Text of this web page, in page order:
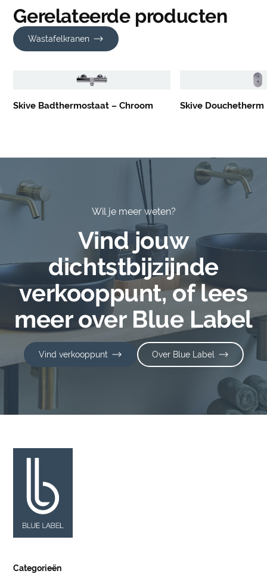
Gerelateerde producten
Wastafelkranen
Skive Badthermostaat – Chroom Skive Douchetherm
Wil je meer weten?
Vind jouw
dichtstbijzijnde
verkooppunt, of lees
meer over Blue Label
Vind verkooppunt Over Blue Label
Categorieën